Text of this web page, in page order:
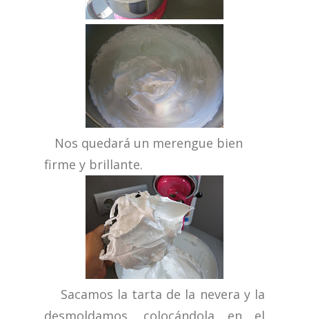
Nos quedará un merengue bien
firme y brillante.
Sacamos la tarta de la nevera y la
desmoldamos, colocándola en el